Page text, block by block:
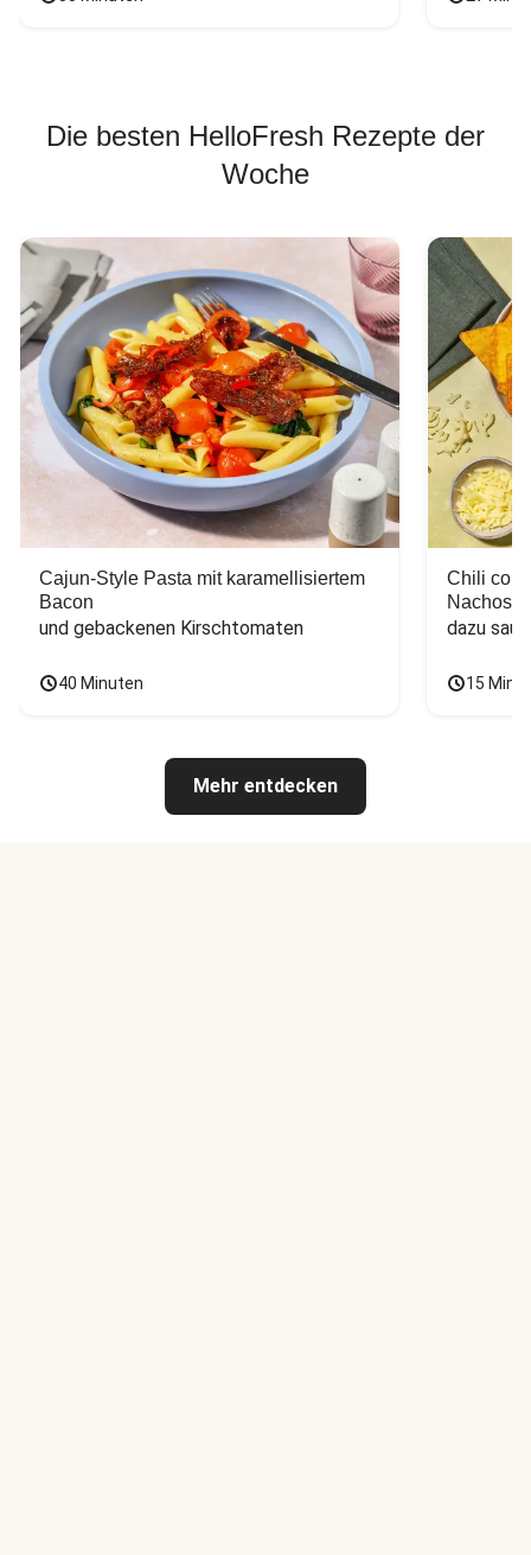
Die besten HelloFresh Rezepte der
Woche
Cajun-Style Pasta mit karamellisiertem
Bacon
und gebackenen Kirschtomaten
40 Minuten
Chili con
Nachos
dazu
15
Mehr entdecken